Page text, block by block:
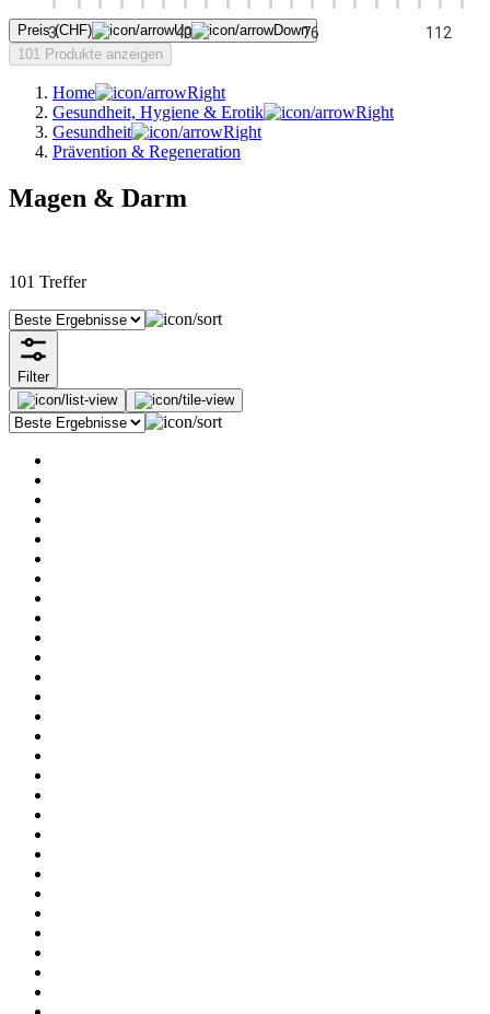
3 40 76 112
Preis (CHF)
101 Produkte anzeigen
Home
Gesundheit, Hygiene & Erotik
Gesundheit
Prävention & Regeneration
Magen & Darm
101 Treffer
Filter